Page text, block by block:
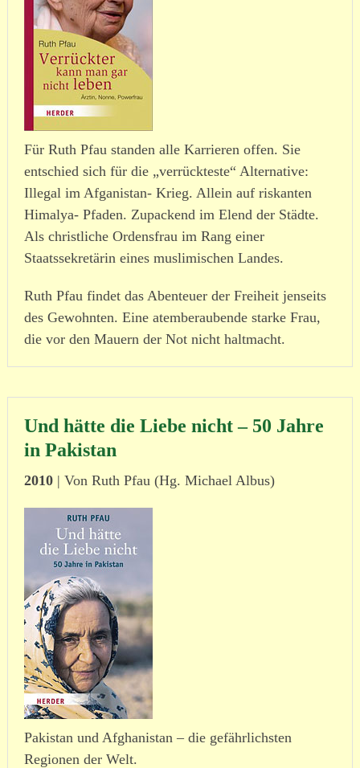
Für Ruth Pfau standen alle Karrieren offen. Sie
entschied sich für die „verrück­teste“ Alternative:
Illegal im Afganistan- Krieg. Allein auf riskanten
Himalya- Pfaden. Zupackend im Elend der Städte.
Als christ­liche Ordensfrau im Rang einer
Staatssekretärin eines musli­mi­schen Landes.
Ruth Pfau findet das Abenteuer der Freiheit jenseits
des Gewohnten. Eine atem­be­rau­bende starke Frau,
die vor den Mauern der Not nicht halt­macht.
Und hätte die Liebe nicht – 50 Jahre
in Pakistan
2010| Von Ruth Pfau (Hg. Michael Albus)
Pakistan und Afghanistan – die gefähr­lichsten
Regionen der Welt.